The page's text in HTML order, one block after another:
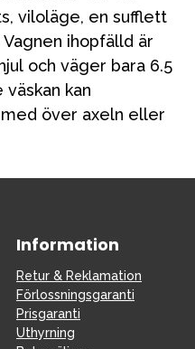
viloläge, en sufflett
ihopfälld är
och väger bara 6.5
kan
över axeln eller
Information
Retur & Reklamation
Förlossningsgaranti
Prisgaranti
Uthyrning